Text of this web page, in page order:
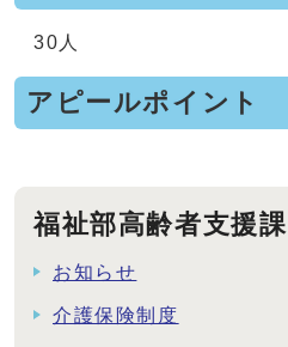
30人
アピールポイント
福祉部高齢者支援課
お知らせ
介護保険制度